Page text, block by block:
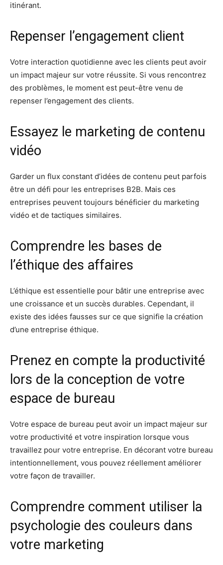
itinérant.
Repenser l’engagement client
Votre interaction quotidienne avec les clients peut avoir
un impact majeur sur votre réussite. Si vous rencontrez
des problèmes, le moment est peut-être venu de
repenser l’engagement des clients.
Essayez le marketing de contenu
vidéo
Garder un flux constant d’idées de contenu peut parfois
être un défi pour les entreprises B2B. Mais ces
entreprises peuvent toujours bénéficier du marketing
vidéo et de tactiques similaires.
Comprendre les bases de
l’éthique des affaires
L’éthique est essentielle pour bâtir une entreprise avec
une croissance et un succès durables. Cependant, il
existe des idées fausses sur ce que signifie la création
d’une entreprise éthique.
Prenez en compte la productivité
lors de la conception de votre
espace de bureau
Votre espace de bureau peut avoir un impact majeur sur
votre productivité et votre inspiration lorsque vous
travaillez pour votre entreprise. En décorant votre bureau
intentionnellement, vous pouvez réellement améliorer
votre façon de travailler.
Comprendre comment utiliser la
psychologie des couleurs dans
votre marketing